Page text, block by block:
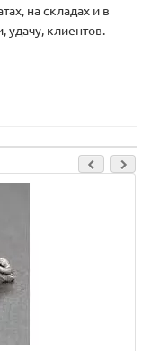
на складах и в
удачу, клиентов.